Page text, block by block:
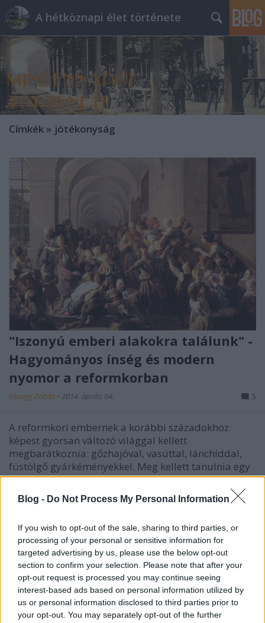
Blog - Do Not Process My Personal Information
If you wish to opt-out of the sale, sharing to third parties, or
processing of your personal or sensitive information for
targeted advertising by us, please use the below opt-out
section to confirm your selection. Please note that after your
opt-out request is processed you may continue seeing
interest-based ads based on personal information utilized by
us or personal information disclosed to third parties prior to
your opt-out. You may separately opt-out of the further
A hétköznapi élet története
Címkék » jótékonyság
"Iszonyú emberi alakokra találunk" -
Hagyományos ínség és modern
nyomor a reformkorban
Fónagy Zoltán • 2014. április 04. 5
A reformkori embernek a korábbi századokhoz
képest gyorsan változó világgal kellett
megbarátkoznia: gőzhajóval, vasúttal, lánchíddal,
füstölgő gyárkéményekkel. Meg kellett tanulnia egy
új gazdasági rend játékszabályait: mit jelent a váltó,
a részvény vagy a csőd. A haladás vívmányai mellett
hozzá…